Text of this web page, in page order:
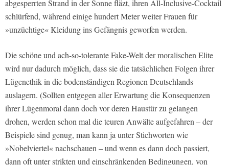
abgesperrten Strand in der Sonne fläzt, ihren All-Inclusive-Cocktail
schlürfend, während einige hundert Meter weiter Frauen für
»unzüchtige« Kleidung ins Gefängnis geworfen werden.
Die schöne und ach-so-tolerante Fake-Welt der moralischen Elite
wird nur dadurch möglich, dass sie die tatsächlichen Folgen ihrer
Lügenethik in die bodenständigen Regionen Deutschlands
auslagern. (Sollten entgegen aller Erwartung die Konsequenzen
ihrer Lügenmoral dann doch vor deren Haustür zu gelangen
drohen, werden schon mal die teuren Anwälte aufgefahren – der
Beispiele sind genug, man kann ja unter Stichworten wie
»Nobelviertel« nachschauen – und wenn es dann doch passiert,
dann oft unter strikten und einschränkenden Bedingungen, von